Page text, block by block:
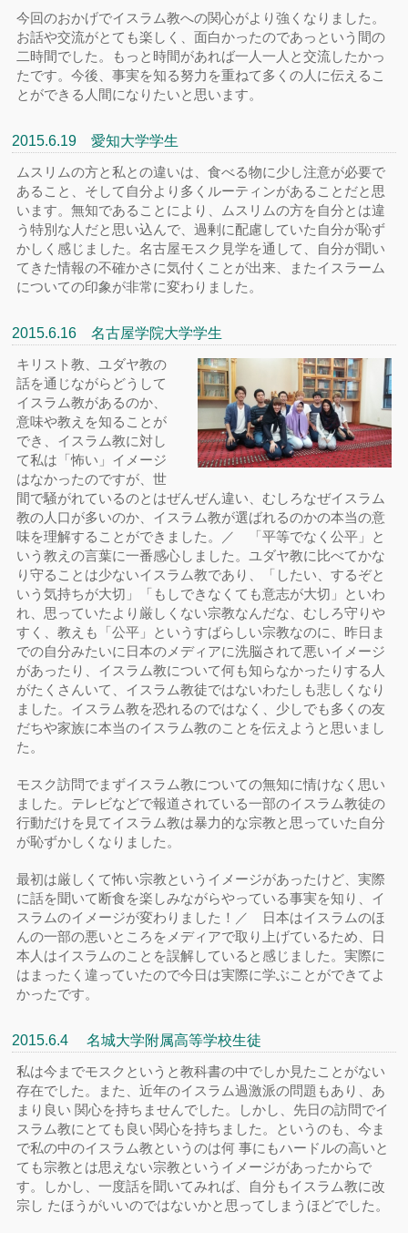
今回のおかげでイスラム教への関心がより強くなりました。
お話や交流がとても楽しく、面白かったのであっという間の
二時間でした。もっと時間があれば一人一人と交流したかっ
たです。今後、事実を知る努力を重ねて多くの人に伝えるこ
とができる人間になりたいと思います。
2015.6.19 愛知大学学生
ムスリムの方と私との違いは、食べる物に少し注意が必要で
あること、そして自分より多くルーティンがあることだと思
います。無知であることにより、ムスリムの方を自分とは違
う特別な人だと思い込んで、過剰に配慮していた自分が恥ず
かしく感じました。名古屋モスク見学を通して、自分が聞い
てきた情報の不確かさに気付くことが出来、またイスラーム
についての印象が非常に変わりました。
2015.6.16 名古屋学院大学学生
キリスト教、ユダヤ教の
話を通じながらどうして
イスラム教があるのか、
意味や教えを知ることが
でき、イスラム教に対し
て私は「怖い」イメージ
はなかったのですが、世
間で騒がれているのとはぜんぜん違い、むしろなぜイスラム
教の人口が多いのか、イスラム教が選ばれるのかの本当の意
味を理解することができました。／ 「平等でなく公平」と
いう教えの言葉に一番感心しました。ユダヤ教に比べてかな
り守ることは少ないイスラム教であり、「したい、するぞと
いう気持ちが大切」「もしできなくても意志が大切」といわ
れ、思っていたより厳しくない宗教なんだな、むしろ守りや
すく、教えも「公平」というすばらしい宗教なのに、昨日ま
での自分みたいに日本のメディアに洗脳されて悪いイメージ
があったり、イスラム教について何も知らなかったりする人
がたくさんいて、イスラム教徒ではないわたしも悲しくなり
ました。イスラム教を恐れるのではなく、少しでも多くの友
だちや家族に本当のイスラム教のことを伝えようと思いまし
た。
モスク訪問でまずイスラム教についての無知に情けなく思い
ました。テレビなどで報道されている一部のイスラム教徒の
行動だけを見てイスラム教は暴力的な宗教と思っていた自分
が恥ずかしくなりました。
最初は厳しくて怖い宗教というイメージがあったけど、実際
に話を聞いて断食を楽しみながらやっている事実を知り、イ
スラムのイメージが変わりました！／ 日本はイスラムのほ
んの一部の悪いところをメディアで取り上げているため、日
本人はイスラムのことを誤解していると感じました。実際に
はまったく違っていたので今日は実際に学ぶことができてよ
かったです。
2015.6.4 名城大学附属高等学校生徒
私は今までモスクというと教科書の中でしか見たことがない
存在でした。また、近年のイスラム過激派の問題もあり、あ
まり良い 関心を持ちませんでした。しかし、先日の訪問でイ
スラム教にとても良い関心を持ちました。というのも、今ま
で私の中のイスラム教というのは何 事にもハードルの高いと
ても宗教とは思えない宗教というイメージがあったからで
す。しかし、一度話を聞いてみれば、自分もイスラム教に改
宗し たほうがいいのではないかと思ってしまうほどでした。